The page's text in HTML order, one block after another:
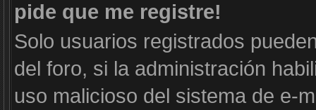
pide que me registre!
Solo usuarios registrados
del foro, si la administración
uso malicioso del sistema de e-